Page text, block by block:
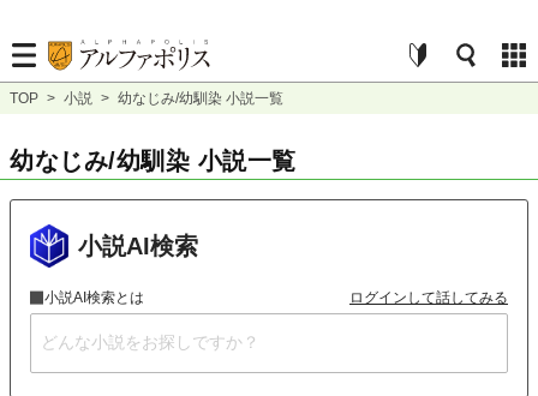
TOP > 小説 > 幼なじみ/幼馴染 小説一覧
幼なじみ/幼馴染 小説一覧
小説AI検索
小説AI検索とは ログインして話してみる